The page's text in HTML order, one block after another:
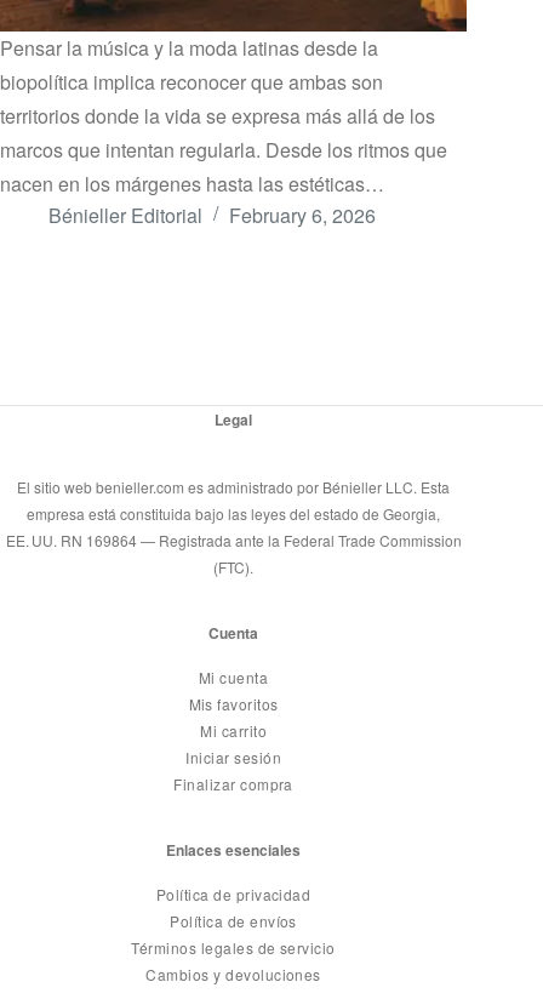
Pensar la música y la moda latinas desde la
biopolítica implica reconocer que ambas son
territorios donde la vida se expresa más allá de los
marcos que intentan regularla. Desde los ritmos que
nacen en los márgenes hasta las estéticas…
Bénieller Editorial
February 6, 2026
Legal
El sitio web benieller.com es administrado por Bénieller LLC. Esta
empresa está constituida bajo las leyes del estado de Georgia,
EE. UU. RN 169864 — Registrada ante la Federal Trade Commission
(FTC).
Cuenta
Mi cuenta
Mis favoritos
Mi carrito
Iniciar sesión
Finalizar compra
Enlaces esenciales
Política de privacidad
Política de envíos
Términos legales de servicio
Cambios y devoluciones